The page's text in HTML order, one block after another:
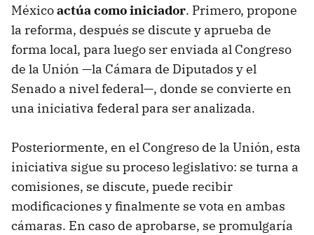
Méxicoactúa como iniciador. Primero, propone
la reforma, después se discute y aprueba de
forma local, para luego ser enviada al Congreso
de la Unión —la Cámara de Diputados y el
Senado a nivel federal—, donde se convierte en
una iniciativa federal para ser analizada.
Posteriormente, en el Congreso de la Unión, esta
iniciativa sigue su proceso legislativo: se turna a
comisiones, se discute, puede recibir
modificaciones y finalmente se vota en ambas
cámaras. En caso de aprobarse, se promulgaría